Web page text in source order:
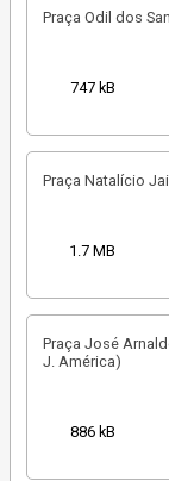
Praça Odil dos
747 kB
Praça Natalício
1.7 MB
Praça José
J. América)
886 kB